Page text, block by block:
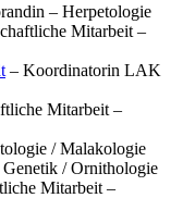
– Herpetologie
Mitarbeit –
– Koordinatorin LAK
Mitarbeit –
/ Malakologie
Genetik / Ornithologie
Mitarbeit –